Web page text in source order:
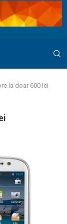
la doar 600 lei